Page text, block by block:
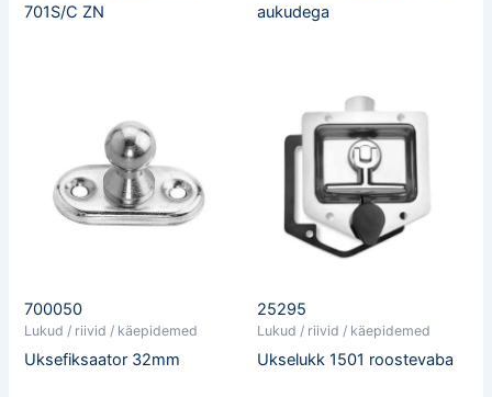
701S/C ZN
aukudega
700050
Lukud / riivid / käepidemed
Uksefiksaator 32mm
25295
Lukud / riivid / käepidemed
Ukselukk 1501 roostevaba